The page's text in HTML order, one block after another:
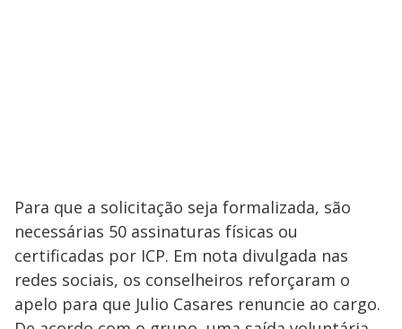
Para que a solicitação seja formalizada, são
necessárias 50 assinaturas físicas ou
certificadas por ICP. Em nota divulgada nas
redes sociais, os conselheiros reforçaram o
apelo para que Julio Casares renuncie ao cargo.